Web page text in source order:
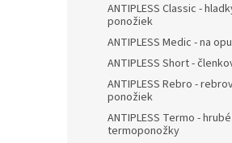
ANTIPLESS Classic -
ponožiek
ANTIPLESS Medic - na
ANTIPLESS Short -
ANTIPLESS Rebro -
ponožiek
ANTIPLESS Termo - hrubé
termoponožky